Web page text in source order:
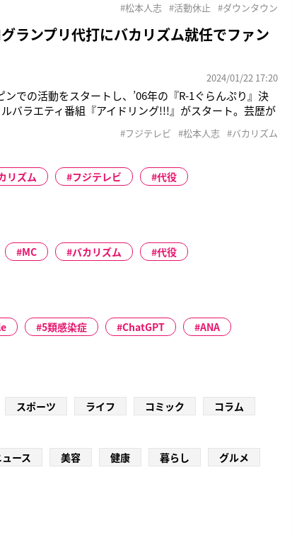
ギュラー番組から姿を消した。ダウンタウンがMCを務
#松本人志 #活動休止 #ダウンタウン
ランプリ代打にバカリズム就任でファン
2024/01/22 17:20
ンでの活動をスタートし、’06年の『R-1ぐらんぷり』決
バラエティ番組『アイドリング!!!』がスタート。芸歴が
奈央さん（29）は彼のことを“バラエティを教えてくれ
#フジテレビ #松本人志 #バカリズム
リズム フジテレビ 代役
MC バカリズム 代役
5類感染症 ChatGPT
ANA
スポーツ ライフ コミック
コラム
ース 美容 健康 暮らし グルメ